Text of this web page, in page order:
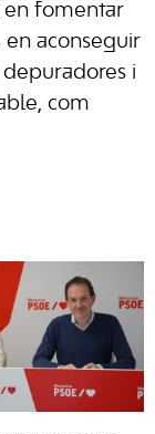
en fomentar
en aconseguir
i
com